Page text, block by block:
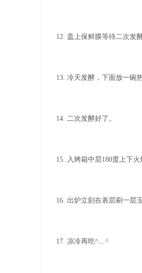
12. 盖上保鲜膜等待二次发酵
13. 冷天发酵，下面放一碗
14. 二次发酵好了。
15. 入烤箱中层180度上下
16. 出炉立刻在表层刷一层
17. 凉冷再吃^﹏^